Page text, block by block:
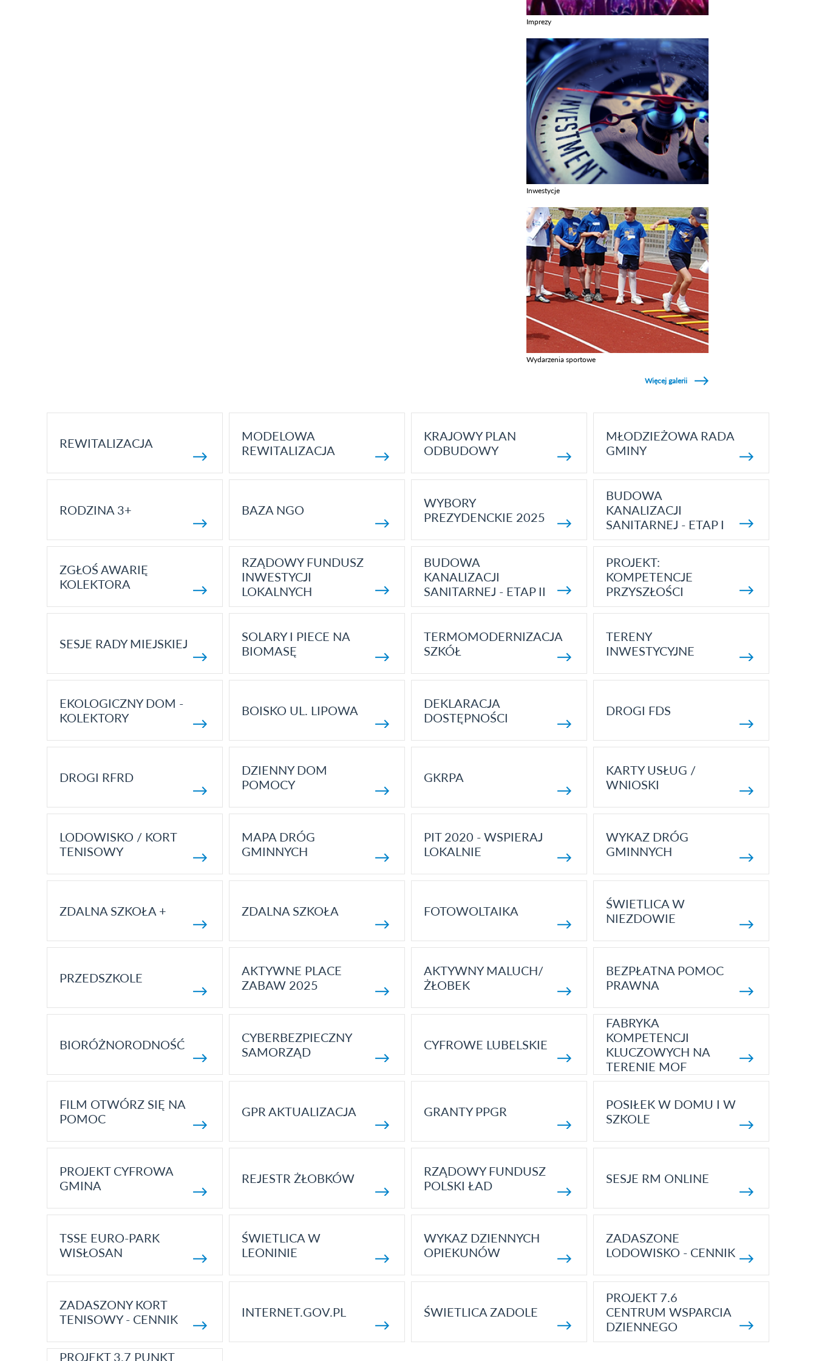
Imprezy
Inwestycje
Wydarzenia sportowe
Więcej galerii
REWITALIZACJA
MODELOWA
REWITALIZACJA
KRAJOWY PLAN
ODBUDOWY
MŁODZIEŻOWA RADA
GMINY
RODZINA 3+ BAZA NGO
WYBORY
PREZYDENCKIE 2025
BUDOWA
KANALIZACJI
SANITARNEJ - ETAP I
ZGŁOŚ AWARIĘ
KOLEKTORA
RZĄDOWY FUNDUSZ
INWESTYCJI
LOKALNYCH
BUDOWA
KANALIZACJI
SANITARNEJ - ETAP II
PROJEKT:
KOMPETENCJE
PRZYSZŁOŚCI
SESJE RADY MIEJSKIEJ
SOLARY I PIECE NA
BIOMASĘ
TERMOMODERNIZACJA
SZKÓŁ
TERENY
INWESTYCYJNE
EKOLOGICZNY DOM -
KOLEKTORY
BOISKO UL. LIPOWA
DEKLARACJA
DOSTĘPNOŚCI
DROGI FDS
DROGI RFRD
DZIENNY DOM
POMOCY
GKRPA
KARTY USŁUG /
WNIOSKI
LODOWISKO / KORT
TENISOWY
MAPA DRÓG
GMINNYCH
PIT 2020 - WSPIERAJ
LOKALNIE
WYKAZ DRÓG
GMINNYCH
ZDALNA SZKOŁA + ZDALNA SZKOŁA FOTOWOLTAIKA
ŚWIETLICA W
NIEZDOWIE
PRZEDSZKOLE
AKTYWNE PLACE
ZABAW 2025
AKTYWNY MALUCH/
ŻŁOBEK
BEZPŁATNA POMOC
PRAWNA
BIORÓŻNORODNOŚĆ
CYBERBEZPIECZNY
SAMORZĄD
CYFROWE LUBELSKIE
FABRYKA
KOMPETENCJI
KLUCZOWYCH NA
TERENIE MOF
FILM OTWÓRZ SIĘ NA
POMOC
GPR AKTUALIZACJA GRANTY PPGR
POSIŁEK W DOMU I W
SZKOLE
PROJEKT CYFROWA
GMINA
REJESTR ŻŁOBKÓW
RZĄDOWY FUNDUSZ
POLSKI ŁAD
SESJE RM ONLINE
TSSE EURO-PARK
WISŁOSAN
ŚWIETLICA W
LEONINIE
WYKAZ DZIENNYCH
OPIEKUNÓW
ZADASZONE
LODOWISKO - CENNIK
ZADASZONY KORT
TENISOWY - CENNIK
INTERNET.GOV.PL ŚWIETLICA ZADOLE
PROJEKT 7.6
CENTRUM WSPARCIA
DZIENNEGO
PROJEKT 3.7 PUNKT